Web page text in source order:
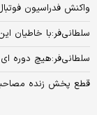
واکنش فدراسیون
سلطانی‌فر:با خاطیان
سلطانی‌فر:هیچ دوره ای مردم ۳ بازی جام را
قطع پخش زنده